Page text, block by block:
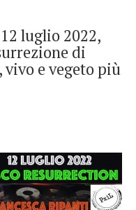
luglio 2022,
di
vivo e vegeto più